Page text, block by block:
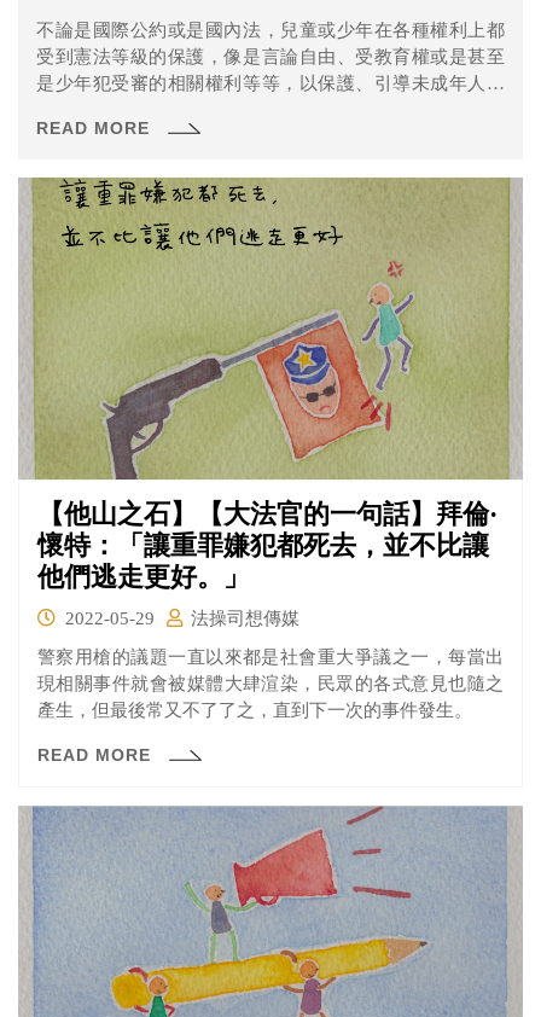
不論是國際公約或是國內法，兒童或少年在各種權利上都
受到憲法等級的保護，像是言論自由、受教育權或是甚至
是少年犯受審的相關權利等等，以保護、引導未成年人們
READ MORE
【他山之石】【大法官的一句話】拜倫·
懷特：「讓重罪嫌犯都死去，並不比讓
他們逃走更好。」
2022-05-29
法操司想傳媒
警察用槍的議題一直以來都是社會重大爭議之一，每當出
現相關事件就會被媒體大肆渲染，民眾的各式意見也隨之
產生，但最後常又不了了之，直到下一次的事件發生。
READ MORE